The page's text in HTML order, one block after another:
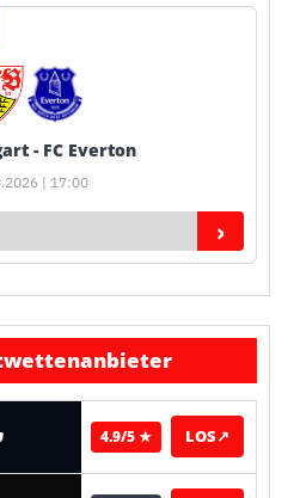
- FC Everton
| 17:00
›
4.9/5 ★ LOS↗